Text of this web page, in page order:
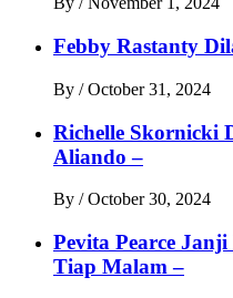
Febby Rastanty
By / October 31, 2024
Richelle Skornicki
Aliando –
By / October 30, 2024
Pevita Pearce
Tiap Malam –